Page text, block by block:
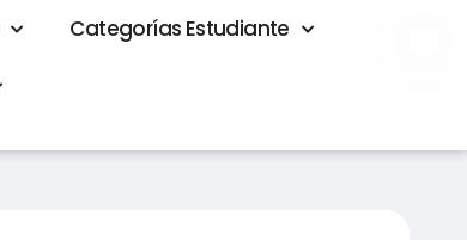
Categorías Estudiante